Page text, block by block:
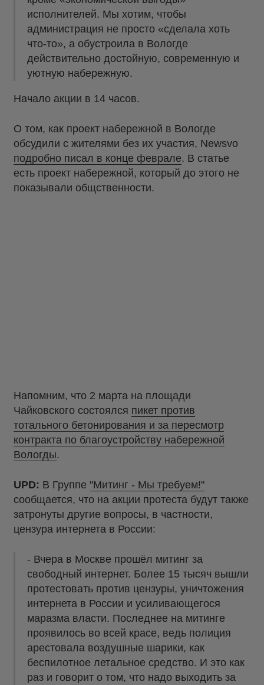
исполнителей. Мы хотим, чтобы
администрация не просто «сделала хоть
что-то», а обустроила в Вологде
действительно достойную, современную и
уютную набережную.
Начало акции в 14 часов.
О том, как проект набережной в Вологде
обсудили с жителями без их участия, Newsvo
подробно писал в конце феврале. В статье
есть проект набережной, который до этого не
показывали общственности.
Напомним, что 2 марта на площади
Чайковского состоялся пикет против
тотального бетонирования и за пересмотр
контракта по благоустройству набережной
Вологды.
UPD: В Группе "Митинг - Мы требуем!"
сообщается, что на акции протеста будут также
затронуты другие вопросы, в частности,
цензура интернета в России:
- Вчера в Москве прошёл митинг за
свободный интернет. Более 15 тысяч вышли
протестовать против цензуры, уничтожения
интернета в России и усиливающегося
маразма власти. Последнее на митинге
проявилось во всей красе, ведь полиция
арестовала воздушные шарики, как
беспилотное летальное средство. И это как
раз и говорит о том, что надо выходить за